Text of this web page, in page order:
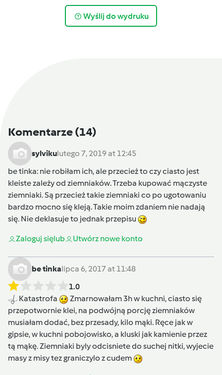
Wyślij do wydruku
Komentarze(14)
sylvikulutego 7, 2019 at 12:45
be tinka: nie robiłam ich, ale przecież to czy ciasto jest
kleiste zależy od ziemniaków. Trzeba kupować mączyste
ziemniaki. Są przecież takie ziemniaki co po ugotowaniu
bardzo mocno się kleją. Takie moim zdaniem nie nadają
się. Nie deklasuje to jednak przepisu
Zaloguj sięlub Utwórz nowe konto
be tinkalipca 6, 2017 at 11:48
1.0
Katastrofa
Zmarnowałam 3h w kuchni, ciasto się
przepotwornie klei, na podwójną porcję ziemniaków
musiałam dodać, bez przesady, kilo mąki. Ręce jak w
gipsie, w kuchni pobojowisko, a kluski jak kamienie przez
tą mąkę. Ziemniaki byly odcisniete do suchej nitki, wyjecie
masy z misy tez graniczylo z cudem